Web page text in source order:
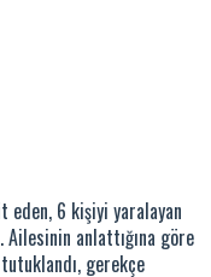
6 kişiyi yaralayan
anlattığına göre
tutuklandı, gerekçe